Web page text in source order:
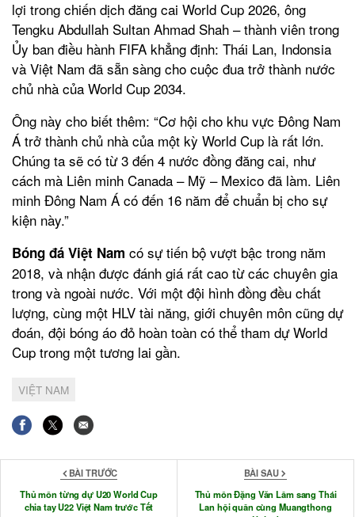
lợi trong chiến dịch đăng cai World Cup 2026, ông
Tengku Abdullah Sultan Ahmad Shah – thành viên trong
Ủy ban điều hành FIFA khẳng định: Thái Lan, Indonsia
và Việt Nam đã sẵn sàng cho cuộc đua trở thành nước
chủ nhà của World Cup 2034.
Ông này cho biết thêm: “Cơ hội cho khu vực Đông Nam
Á trở thành chủ nhà của một kỳ World Cup là rất lớn.
Chúng ta sẽ có từ 3 đến 4 nước đồng đăng cai, như
cách mà Liên minh Canada – Mỹ – Mexico đã làm. Liên
minh Đông Nam Á có đến 16 năm để chuẩn bị cho sự
kiện này.”
Bóng đá Việt Nam có sự tiến bộ vượt bậc trong năm
2018, và nhận được đánh giá rất cao từ các chuyên gia
trong và ngoài nước. Với một đội hình đồng đều chất
lượng, cùng một HLV tài năng, giới chuyên môn cũng dự
đoán, đội bóng áo đỏ hoàn toàn có thể tham dự World
Cup trong một tương lai gần.
VIỆT NAM
BÀI TRƯỚC
Thủ môn từng dự U20 World Cup
chia tay U22 Việt Nam trước Tết
BÀI SAU
Thủ môn Đặng Văn Lâm sang Thái
Lan hội quân cùng Muangthong